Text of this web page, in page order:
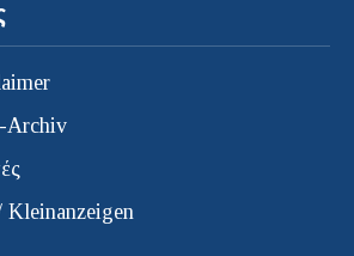
Archiv
Kleinanzeigen